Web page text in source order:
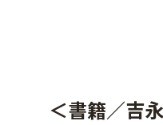
＜書籍／吉